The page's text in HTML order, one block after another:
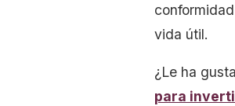
vida útil.
¿Le ha
para